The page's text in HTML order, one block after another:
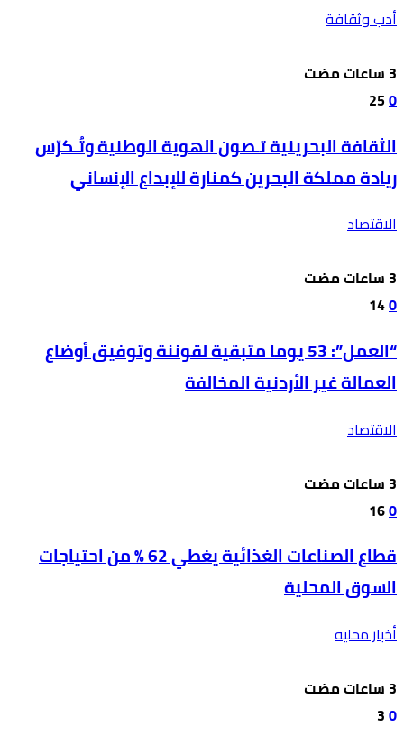
أدب وثقافة
0
25
الثقافة البحرينية تـصون الهوية الوطنية وتُـكرّس
ريادة مملكة البحرين كمنارة للإبداع الإنساني
الاقتصاد
0
14
“العمل”: 53 يوما متبقية لقوننة وتوفيق أوضاع
العمالة غير الأردنية المخالفة
الاقتصاد
0
16
قطاع الصناعات الغذائية يغطي 62 % من احتياجات
السوق المحلية
أخبار محليه
0
3